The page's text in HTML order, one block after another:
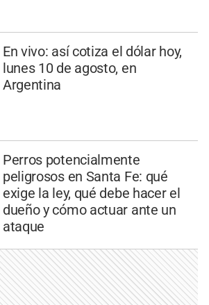
En vivo: así cotiza el dólar hoy,
lunes 10 de agosto, en
Argentina
Perros potencialmente
peligrosos en Santa Fe: qué
exige la ley, qué debe hacer el
dueño y cómo actuar ante un
ataque